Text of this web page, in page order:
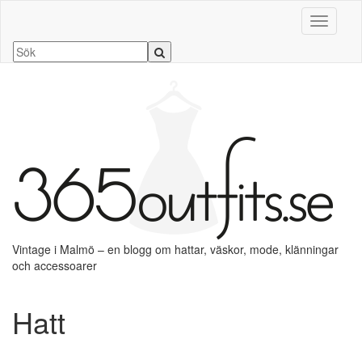
Slå på/
Vintage i Malmö – en blogg om hattar, väskor, mode, klänningar
och accessoarer
Hatt